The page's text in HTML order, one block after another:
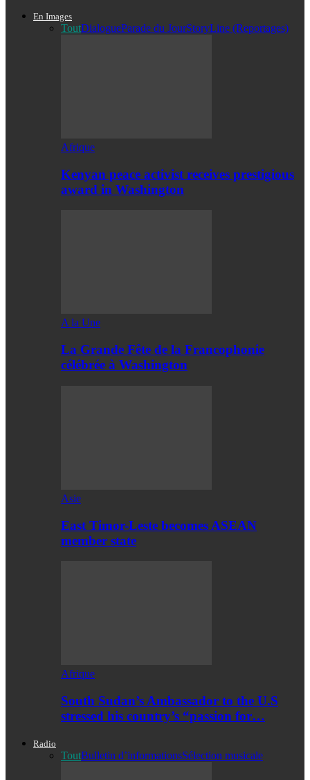
En Images
ToutDialogueParade du JourStoryLine (Reportages)
Afrique
Kenyan peace activist receives prestigious
award in Washington
A la Une
La Grande Fête de la Francophonie
célébrée à Washington
Asie
East Timor-Leste becomes ASEAN
member state
Afrique
South Sudan’s Ambassador to the U.S
stressed his country’s “passion for…
Radio
ToutBulletin d’informationsSélection musicale